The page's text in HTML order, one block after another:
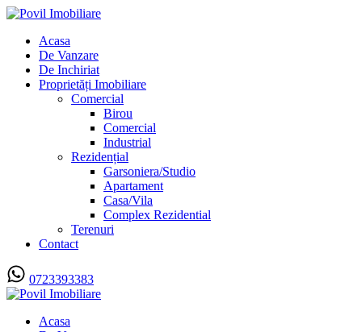
Acasa
De Vanzare
De Inchiriat
Proprietăți Imobiliare
Comercial
Birou
Comercial
Industrial
Rezidențial
Garsoniera/Studio
Apartament
Casa/Vila
Complex Rezidential
Terenuri
Contact
0723393383
Acasa